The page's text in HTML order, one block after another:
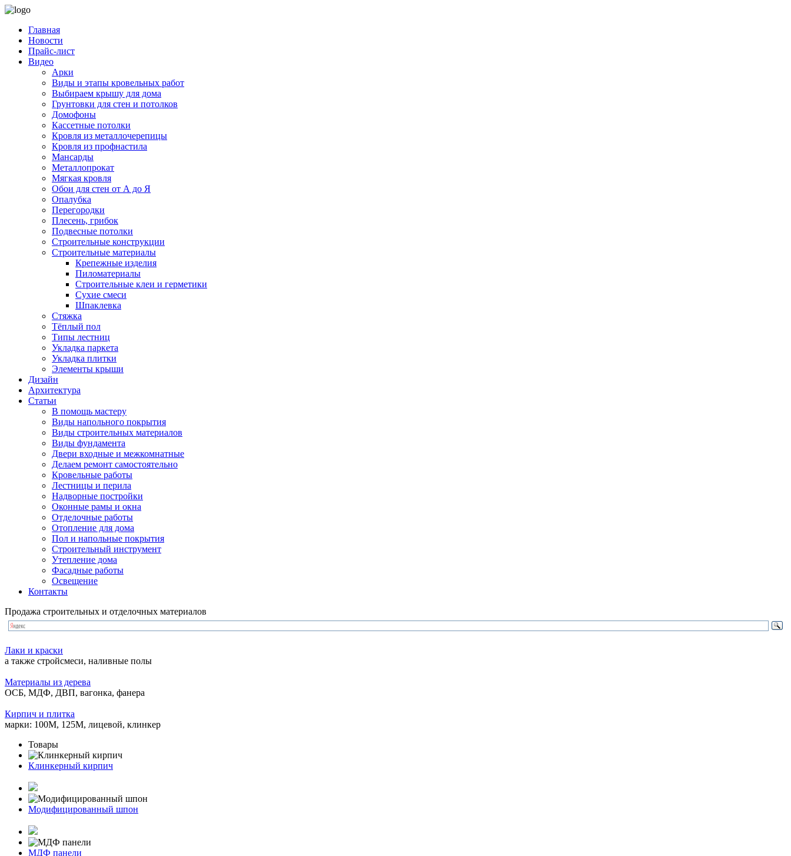
Главная
Новости
Прайс-лист
Видео
Арки
Виды и этапы кровельных работ
Выбираем крышу для дома
Грунтовки для стен и потолков
Домофоны
Кассетные потолки
Кровля из металлочерепицы
Кровля из профнастила
Мансарды
Металлопрокат
Мягкая кровля
Обои для стен от А до Я
Опалубка
Перегородки
Плесень, грибок
Подвесные потолки
Строительные конструкции
Строительные материалы
Крепежные изделия
Пиломатериалы
Строительные клеи и герметики
Сухие смеси
Шпаклевка
Стяжка
Тёплый пол
Типы лестниц
Укладка паркета
Укладка плитки
Элементы крыши
Дизайн
Архитектура
Статьи
В помощь мастеру
Виды напольного покрытия
Виды строительных материалов
Виды фундамента
Двери входные и межкомнатные
Делаем ремонт самостоятельно
Кровельные работы
Лестницы и перила
Надворные постройки
Оконные рамы и окна
Отделочные работы
Отопление для дома
Пол и напольные покрытия
Строительный инструмент
Утепление дома
Фасадные работы
Освещение
Контакты
Продажа строительных и отделочных материалов
Лаки и краски
а также стройсмеси, наливные полы
Материалы из дерева
ОСБ, МДФ, ДВП, вагонка, фанера
Кирпич и плитка
марки: 100М, 125М, лицевой, клинкер
Товары
Клинкерный кирпич
Модифицированный шпон
МДФ панели